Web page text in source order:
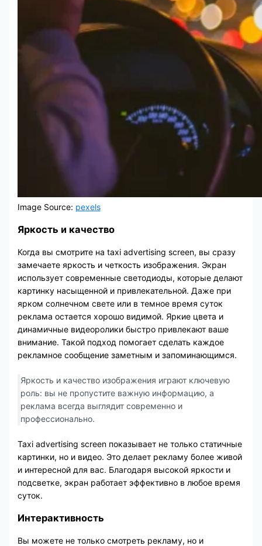
Image Source: pexels
Яркость и качество
Когда вы смотрите на taxi advertising screen, вы сразу
замечаете яркость и четкость изображения. Экран
использует современные светодиоды, которые делают
картинку насыщенной и привлекательной. Даже при
ярком солнечном свете или в темное время суток
реклама остается хорошо видимой. Яркие цвета и
динамичные видеоролики быстро привлекают ваше
внимание. Такой подход помогает сделать каждое
рекламное сообщение заметным и запоминающимся.
Яркость и качество изображения играют ключевую
роль: вы не пропустите важную информацию, а
реклама всегда выглядит современно и
профессионально.
Taxi advertising screen показывает не только статичные
картинки, но и видео. Это делает рекламу более живой
и интересной для вас. Благодаря высокой яркости и
подсветке, экран работает эффективно в любое время
суток.
Интерактивность
Вы можете не только смотреть рекламу, но и